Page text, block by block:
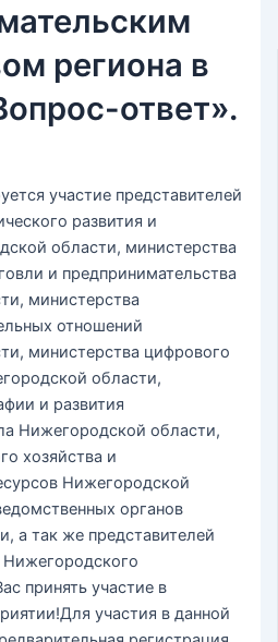
региона в
ответ».
участие представителей
развития и
области, министерства
и предпринимательства
министерства
отношений
министерства цифрового
области,
и развития
Нижегородской области,
хозяйства и
Нижегородской
органов
а так же представителей
принять участие в
участия в данной